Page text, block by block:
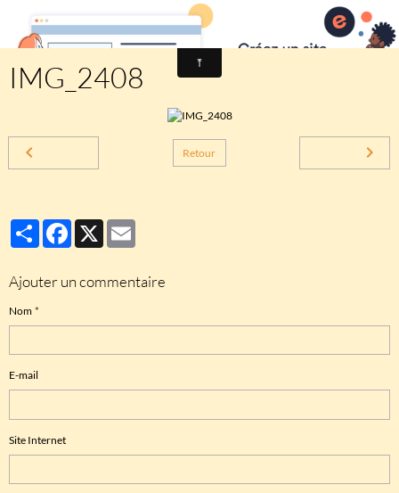
Comité des fêtes de CHEUX
IMG_2408
Retour
PartagerFacebook
X
Ajouter un commentaire
Nom
E-mail
Site Internet